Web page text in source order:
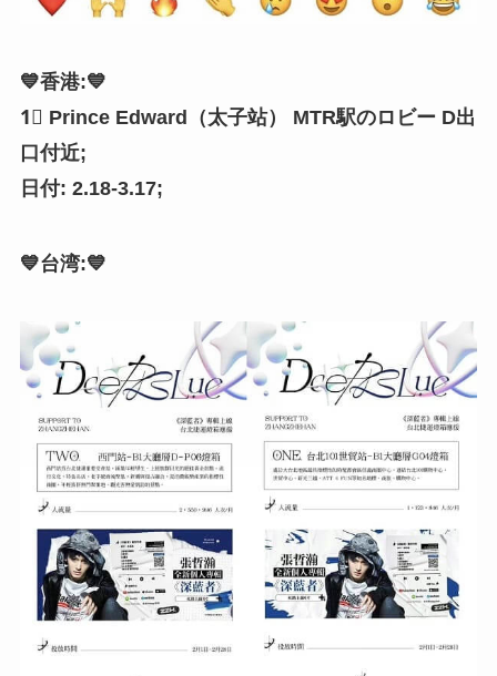
💙香港:💙
1⃣️ Prince Edward（太子站） MTR駅のロビー D出
口付近;
日付: 2.18-3.17;
💙台湾:💙